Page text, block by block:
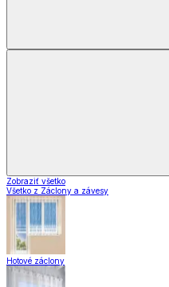
Zobraziť všetko
Všetko z Záclony a závesy
Hotové záclony